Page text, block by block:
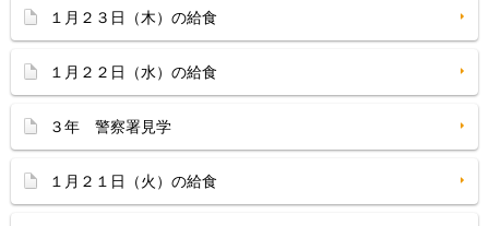
１月２３日（木）の給食
１月２２日（水）の給食
３年 警察署見学
１月２１日（火）の給食